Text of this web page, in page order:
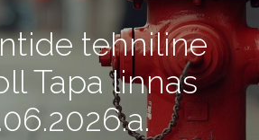
tehniline
Tapa linnas